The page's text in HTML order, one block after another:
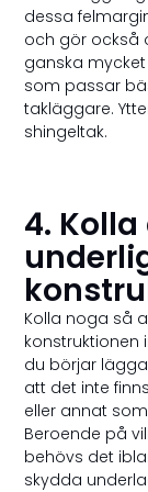
dessa
och gör också
ganska
som passar
takläggare.
shingeltak.
4. Kolla
Kolla noga så
konstruktionen
du börjar
att det inte
eller annat
Beroende på
behövs det
skydda